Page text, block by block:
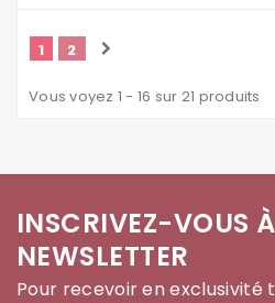
1 2
Vous voyez 1 - 16 sur 21 produits
INSCRIVEZ-VOUS
NEWSLETTER
Pour recevoir en exclusivité